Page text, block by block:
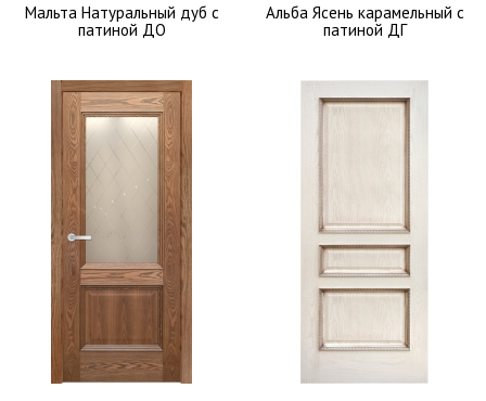
Мальта Натуральный дуб с
патиной ДО
Альба Ясень карамельный с
патиной ДГ